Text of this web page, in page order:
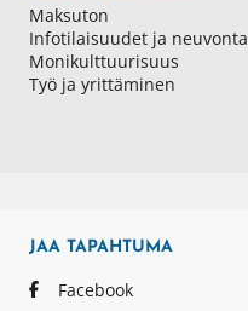
Maksuton
Infotilaisuudet ja neuvonta
Monikulttuurisuus
Työ ja yrittäminen
JAA TAPAHTUMA
Facebook